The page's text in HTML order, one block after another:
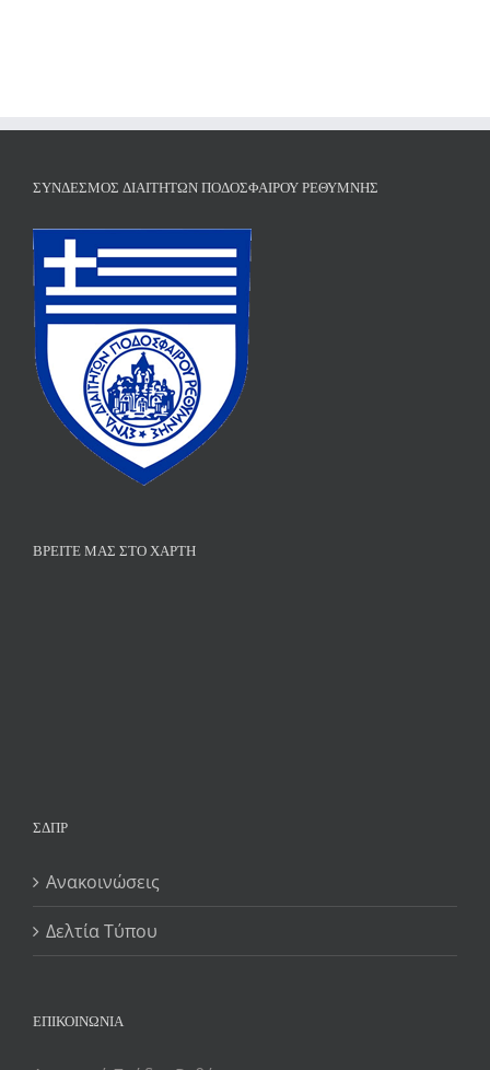
ΣΎΝΔΕΣΜΟΣ ΔΙΑΙΤΗΤΏΝ ΠΟΔΟΣΦΑΊΡΟΥ ΡΕΘΎΜΝΗΣ
ΒΡΕΊΤΕ ΜΑΣ ΣΤΟ ΧΆΡΤΗ
ΣΔΠΡ
Ανακοινώσεις
Δελτία Τύπου
ΕΠΙΚΟΙΝΩΝΙΑ